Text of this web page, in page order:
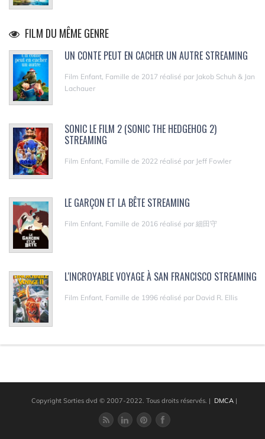
FILM DU MÊME GENRE
UN CONTE PEUT EN CACHER UN AUTRE STREAMING
Film Enfant, Famille de 2017 réalisé par Jakob Schuh & Jan
Lachauer
SONIC LE FILM 2 (SONIC THE HEDGEHOG 2)
STREAMING
Film Enfant, Famille de 2022 réalisé par Jeff Fowler
LE GARÇON ET LA BÊTE STREAMING
Film Enfant, Famille de 2016 réalisé par 細田守
L'INCROYABLE VOYAGE À SAN FRANCISCO STREAMING
Film Enfant, Famille de 1996 réalisé par David R. Ellis
Copyright Sorties dvd © 2007-2022. Tous droits réservés. | DMCA|